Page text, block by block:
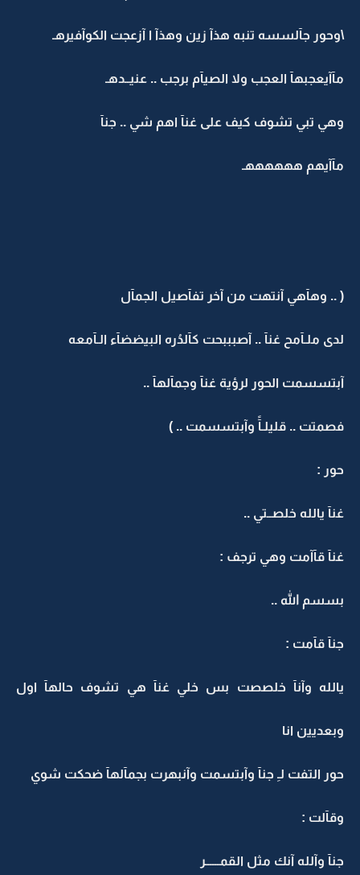
\وحور جآلسسه تنبه هذآ زين وهذآ ا آزعجت الكوآفيرهـ
مآآيعجبهآ العجب ولا الصيآم برجب .. عنيــدهـ
وهي تبي تشوف كيف على غنآ اهم شي .. جنآ
مآآيهم ههههههـ
( .. وهآهي آنتهت من آخر تفآصيل الجمآل
لدى ملـآمح غنآ .. آصبببحت كآلدُره البيضضآء الـآمعه
آبتسسمت الحور لرؤية غنآ وجمآلهآ ..
فصمتت .. قليلـآً وآبتسسمت .. )
حور :
غنآ يالله خلصــتي ..
غنآ قآآمت وهي ترجف :
بسسم الله ..
جنآ قآمت :
يالله وآنآ خلصصت بس خلي غنآ هي تشوف حالهآ اول
وبعديين انا
حور التفت لـِ جنآ وآبتسمت وآنبهرت بجمآلهآ ضحكت شوي
وقآلت :
جنآ وآلله آنك مثل القمــــــر